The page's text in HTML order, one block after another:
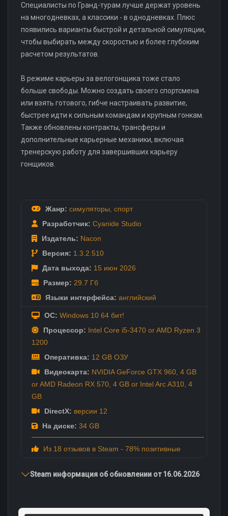
Специалисты по Гранд-турам лучше держат уровень
на многодневках, а классики - в однодневках. Плюс
появились варианты быстрой и детальной симуляции,
чтобы выбирать между скоростью и более глубоким
расчетом результатов.
В режиме карьеры за велогонщика тоже стало
больше свободы. Можно создать своего спортсмена
или взять готового, гибче настраивать развитие,
быстрее идти к сильным командам и крупным гонкам.
Также обновлены контракты, трансферы и
дополнительные карьерные механики, включая
тренерскую работу для завершивших карьеру
гонщиков.
Жанр: симуляторы спорт
Разработчик: Cyanide Studio
Издатель: Nacon
Версия: 1.3.2.510
Дата выхода: 15 июн 2026
Размер: 29.7 Гб
Языки интерфейса: английский
ОС: Windows 10 64 бит!
Процессор: Intel Core i5-3470 or AMD Ryzen 3
1200
Оперативка: 12 GB ОЗУ
Видеокарта: NVIDIA GeForce GTX 960, 4 GB
or AMD Radeon RX 570, 4 GB or Intel Arc A310, 4
GB
DirectX: версии 12
На диске: 34 GB
Из 18 отзывов в Steam - 78% позитивные
Steam информация об обновлении от 16.06.2026